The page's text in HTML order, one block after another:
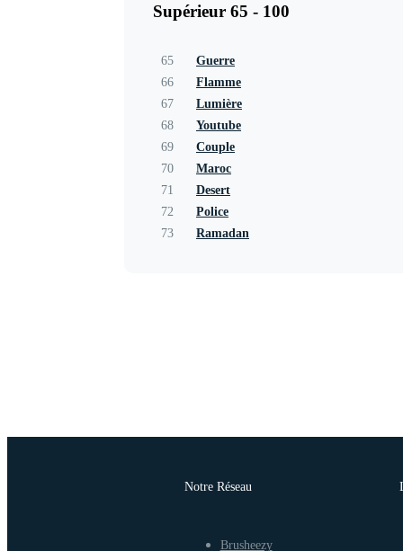
Supérieur 65 - 100
65
Guerre
66
Flamme
67
Lumière
68
Youtube
69
Couple
70
Maroc
71
Desert
72
Police
73
Ramadan
Notre Réseau
Brusheezy